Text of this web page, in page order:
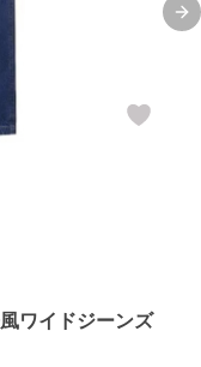
ワイドジーンズ